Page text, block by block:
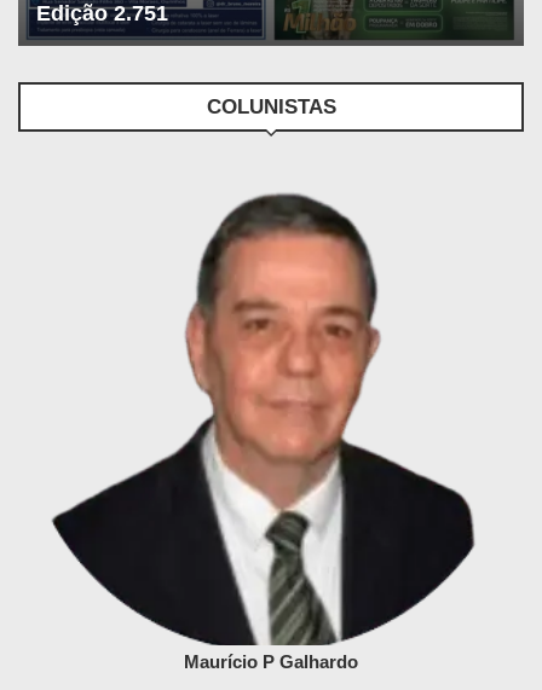
Edição 2.751
COLUNISTAS
Maurício P Galhardo